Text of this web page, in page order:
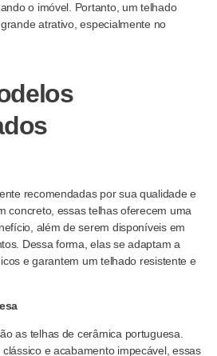
o imóvel. Portanto, um telhado
atrativo, especialmente no
recomendadas por sua qualidade e
concreto, essas telhas oferecem uma
além de serem disponíveis em
Dessa forma, elas se adaptam a
e garantem um telhado resistente e
as telhas de cerâmica portuguesa.
e acabamento impecável, essas